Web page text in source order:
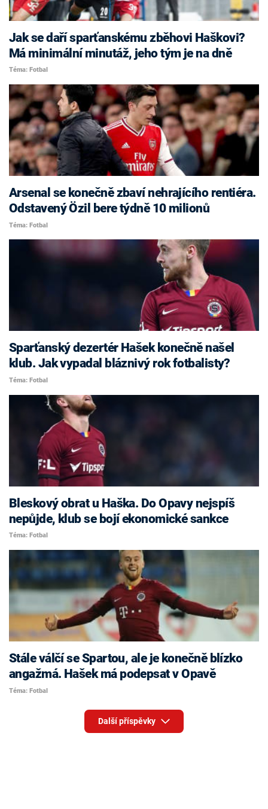
Jak se daří sparťanskému zběhovi Haškovi?
Má minimální minutáž, jeho tým je na dně
Téma: Fotbal
Arsenal se konečně zbaví nehrajícího rentiéra.
Odstavený Özil bere týdně 10 milionů
Téma: Fotbal
Sparťanský dezertér Hašek konečně našel
klub. Jak vypadal bláznivý rok fotbalisty?
Téma: Fotbal
Bleskový obrat u Haška. Do Opavy nejspíš
nepůjde, klub se bojí ekonomické sankce
Téma: Fotbal
Stále válčí se Spartou, ale je konečně blízko
angažmá. Hašek má podepsat v Opavě
Téma: Fotbal
Další příspěvky